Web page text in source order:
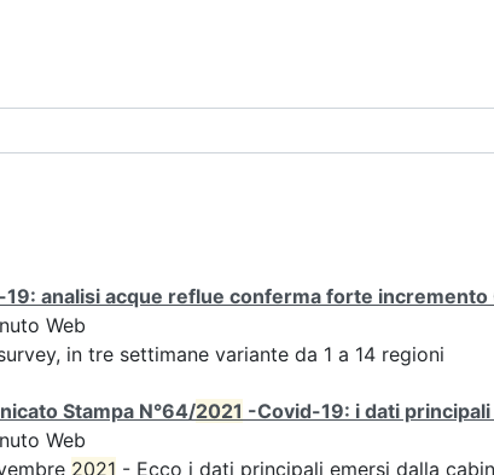
19: analisi acque reflue conferma forte incremento
Web
in tre settimane variante da 1 a 14 regioni
Stampa N°64/2021 -Covid-19: i dati
Web
2021 - Ecco i dati principali emersi dalla